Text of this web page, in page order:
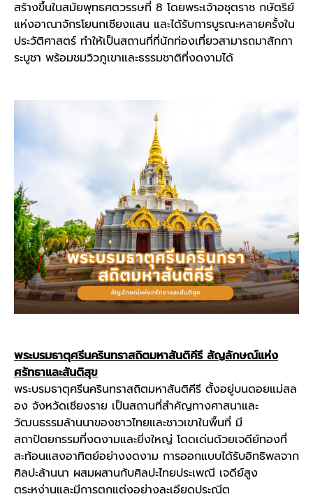
สร้างขึ้นในสมัยพุทธศตวรรษที่ 8 โดยพระเจ้าอชุตราช กษัตริย์
แห่งอาณาจักรโยนกเชียงแสน และได้รับการบูรณะหลายครั้งใน
ประวัติศาสตร์ ทำให้เป็นสถานที่ที่นักท่องเที่ยวสามารถมาสักกา
ระบูชา พร้อมชมวิวภูเขาและธรรมชาติที่งดงามได้
พระบรมธาตุศรีนครินทราสถิตมหาสันติคีรี สัญลักษณ์แห่ง
ศรัทธาและสันติสุข
พระบรมธาตุศรีนครินทราสถิตมหาสันติคีรี ตั้งอยู่บนดอยแม่สล
อง จังหวัดเชียงราย เป็นสถานที่สำคัญทางศาสนาและ
วัฒนธรรมล้านนาของชาวไทยและชาวเขาในพื้นที่ มี
สถาปัตยกรรมที่งดงามและยิ่งใหญ่ โดดเด่นด้วยเจดีย์ทองที่
สะท้อนแสงอาทิตย์อย่างงดงาม การออกแบบได้รับอิทธิพลจาก
ศิลปะล้านนา ผสมผสานกับศิลปะไทยประเพณี เจดีย์สูง
ตระหง่านและมีการตกแต่งอย่างละเอียดประณีต